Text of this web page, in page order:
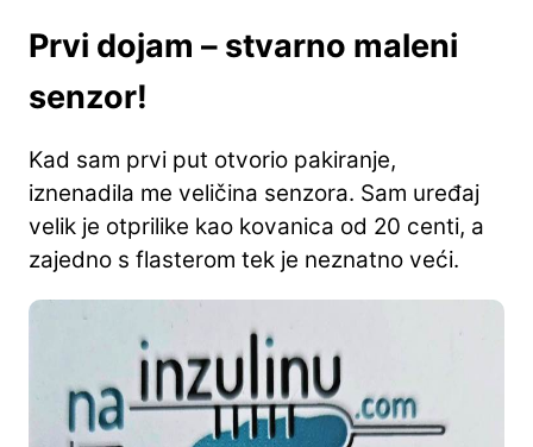
Prvi dojam – stvarno maleni
senzor!
Kad sam prvi put otvorio pakiranje,
iznenadila me veličina senzora. Sam uređaj
velik je otprilike kao kovanica od 20 centi, a
zajedno s flasterom tek je neznatno veći.